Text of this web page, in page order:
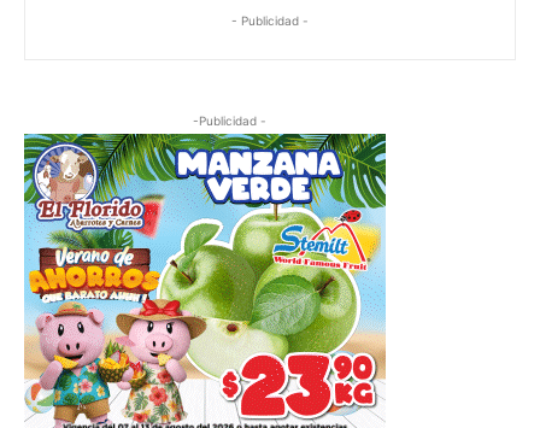
- Publicidad -
-Publicidad -